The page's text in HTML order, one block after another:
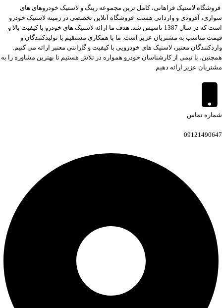
فروشگاه لاستیک فراهانی، کامل ترین مجموعه رینگ و لاستیک خودروهای های
سواری، آفرودی و وارداتی هست. فروشگاه آنلاین تخصصی در زمینه لاستیک خودرو
است که در سال 1387 تاسیس شد. هدف ما ارائه لاستیک های خودرو با کیفیت بالا و
قیمت مناسب به مشتریان عزیز است. ما با همکاری مستقیم با تولیدکنندگان و
واردکنندگان معتبر، لاستیک های خودرویی با کیفیت و گارانتی معتبر ارائه می کنیم.
همچنین، با تیمی از کارشناسان خودرو همواره در تلاش هستیم تا بهترین مشاوره را به
مشتریان عزیز ارائه دهیم.
شماره تماس
09121490647